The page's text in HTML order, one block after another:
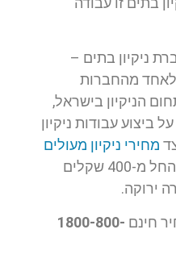
ניקיון בתים –
מהחברות
הניקיון בישראל,
עבודות ניקיון
מחירי ניקיון מעולים
למשל ניקיון דירה חדשה החל מ-400 שקלים
ירוקה.
חינם 1800-800-